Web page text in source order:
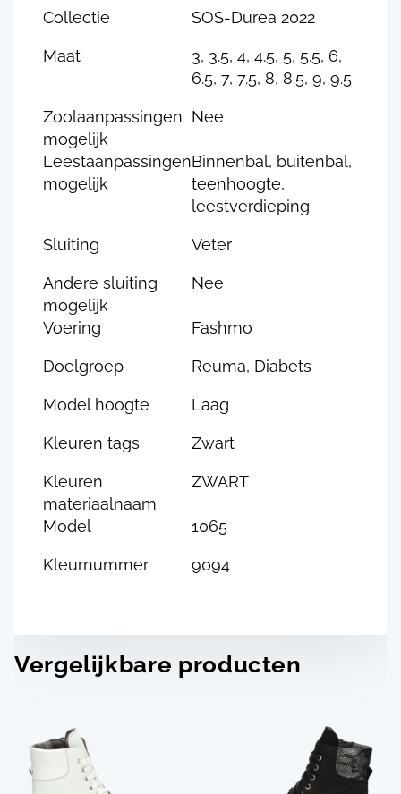
Collectie SOS-Durea 2022
Maat
3, 3.5, 4, 4.5, 5, 5.5, 6,
6.5, 7, 7.5, 8, 8.5, 9, 9.5
Zoolaanpassingen
mogelijk
Nee
Leestaanpassingen
mogelijk
Binnenbal, buitenbal,
teenhoogte,
leestverdieping
Sluiting Veter
Andere sluiting
mogelijk
Nee
Voering Fashmo
Doelgroep Reuma, Diabets
Model hoogte Laag
Kleuren tags Zwart
Kleuren
materiaalnaam
ZWART
Model 1065
Kleurnummer 9094
Vergelijkbare producten